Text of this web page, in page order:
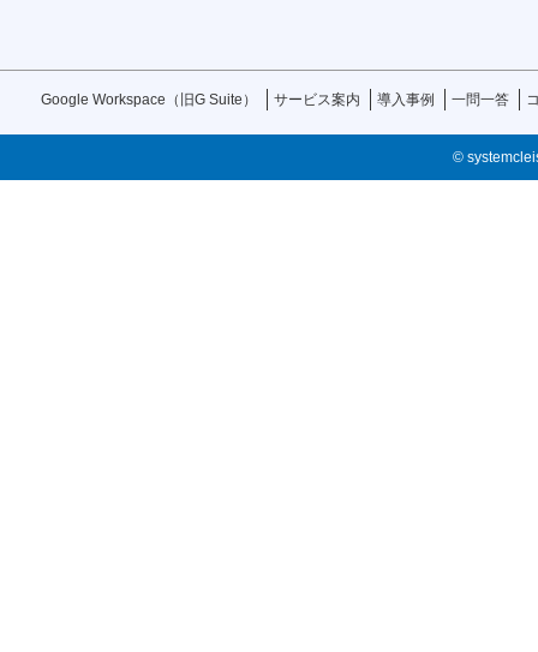
Google Workspace（旧G Suite） サービス案内 導入事例 一問一答
©